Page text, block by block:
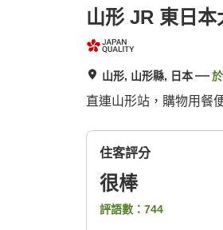
山形 JR 東日
山形, 山形縣, 日本
直連山形站，購物用餐
住客評分
很棒
評語數： 744